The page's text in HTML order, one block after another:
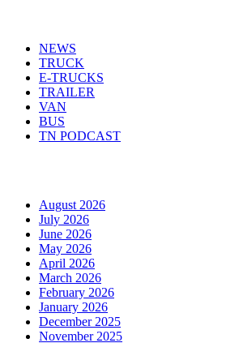
NEWS
TRUCK
E-TRUCKS
TRAILER
VAN
BUS
TN PODCAST
August 2026
July 2026
June 2026
May 2026
April 2026
March 2026
February 2026
January 2026
December 2025
November 2025